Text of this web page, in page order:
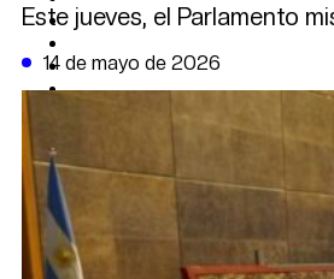
POLÍTICA
DATA FIRME
DE LA TRIBUNA TV
Este jueves, el Parlamento
14 de mayo de 2026